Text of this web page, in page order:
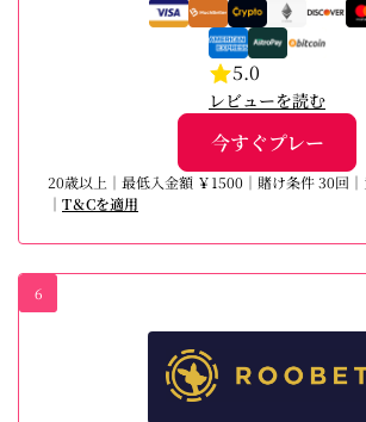
5.0
レビューを読む
今すぐプレー
20歳以上｜最低入金額 ￥1500｜賭け条件 30回
｜ T＆Cを適用
6